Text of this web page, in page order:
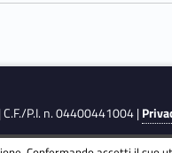
P.I. n. 04400441004 |